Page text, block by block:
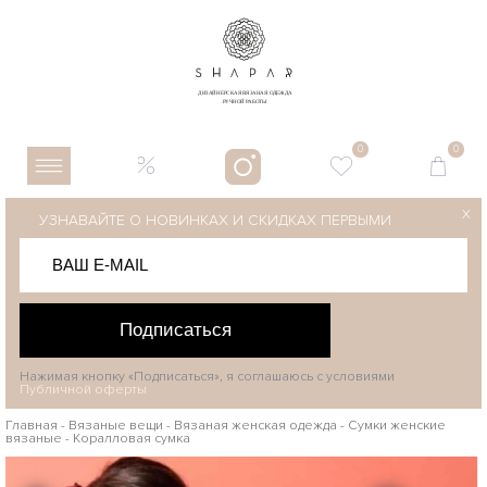
0 0
УЗНАВАЙТЕ О НОВИНКАХ И СКИДКАХ ПЕРВЫМИ
Подписаться
X
Нажимая кнопку «Подписаться», я соглашаюсь с условиями
Публичной оферты
Главная - Вязаные вещи - Вязаная женская одежда - Сумки женские
вязаные - Коралловая сумка